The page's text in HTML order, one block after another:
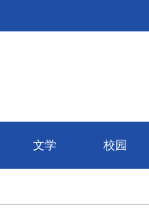
文学 校园